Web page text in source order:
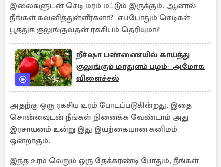
இலைகளுடன் செடி மரம் மட்டும் இருக்கும். ஆனால்
நீங்கள் கவனித்துள்ளீர்களா? எப்போதும் செடிகள்
பூத்துக் குலுங்குவதன் ரகசியம் தெரியுமா?
றீச்ஷா பண்ணையில் காய்த்து
குலுங்கும் மாதுளம் பழம்- அமோக
விளைச்சல்
அதற்கு ஒரு ரகசிய உரம் போடப்படுகின்றது. இதை
சொன்னவுடன் நீங்கள் நினைக்க வேண்டாம் அது
இரசாயனம் உன்று இது இயற்கையான கனிமம்
ஒன்றாகும்.
இந்த உரம் வெறும் ஒரு தேக்கரண்டி போதும், நீங்கள்